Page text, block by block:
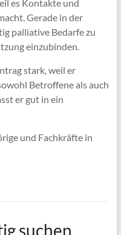
es Kontakte und
Gerade in der
palliative Bedarfe zu
einzubinden.
stark, weil er
Betroffene als auch
er gut in ein
und Fachkräfte in
suchen